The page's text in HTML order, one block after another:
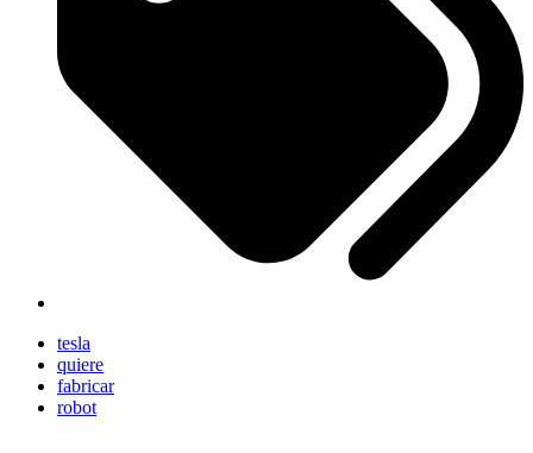
tesla
quiere
fabricar
robot